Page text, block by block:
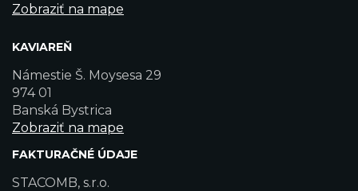
Zobraziť na mape
KAVIAREŇ
Námestie Š. Moysesa 29
974 01
Banská Bystrica
Zobraziť na mape
FAKTURAČNÉ ÚDAJE
STACOMB, s.r.o.